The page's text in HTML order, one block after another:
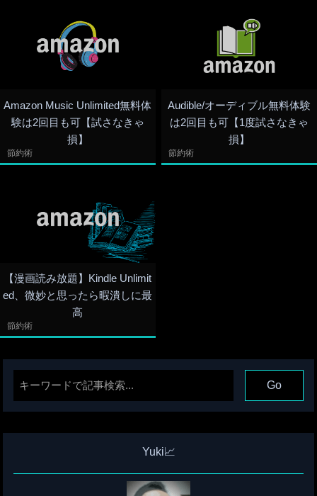
Amazon Music Unlimited無料体
験は2回目も可【試さなきゃ
損】
節約術
Audible/オーディブル無料体験
は2回目も可【1度試さなきゃ
損】
節約術
【漫画読み放題】Kindle Unlimit
ed、微妙と思ったら暇潰しに最
高
節約術
Yuki📈